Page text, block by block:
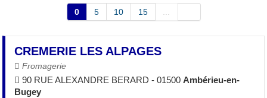
0 5 10 15
CREMERIE LES ALPAGES
Fromagerie
90 RUE ALEXANDRE BERARD - 01500Ambérieu-en-
Bugey